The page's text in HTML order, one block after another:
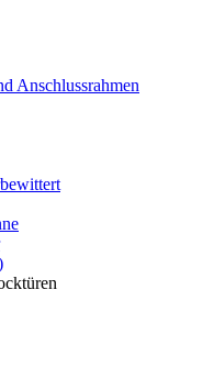
Anschlussrahmen